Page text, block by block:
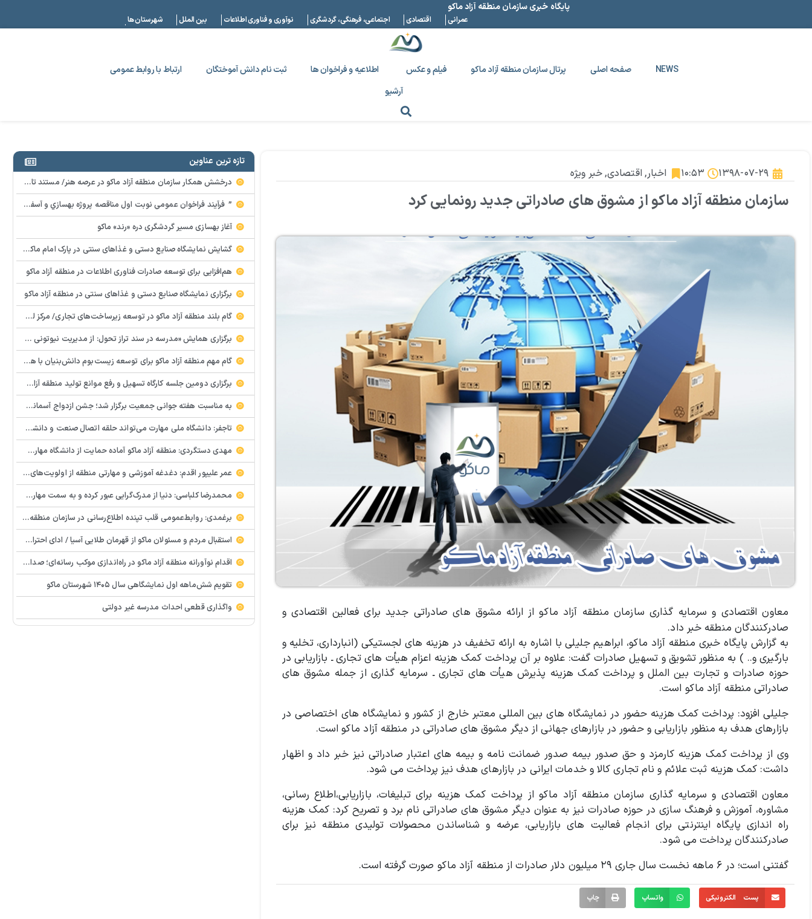
پایگاه خبری سازمان منطقه آزاد ماکو
عمرانی اقتصادی اجتماعی، فرهنگی، گردشگری نوآوری و فناوری اطلاعات بین الملل شهرستان ها
NEWS صفحه اصلی پرتال سازمان منطقه آزاد ماکو فیلم و عکس اطلاعیه و فراخوان ها ثبت نام دانش آموختگان
ارتباط با روابط عمومی
آرشیو
۱۳۹۸-۰۷-۲۹ ۱۰:۵۳ اخبار, اقتصادی,خبر ویژه
سازمان منطقه آزاد ماکو از مشوق های صادراتی جدید رونمایی کرد
معاون اقتصادی و سرمایه گذاری سازمان منطقه آزاد ماکو از ارائه مشوق های صادراتی جدید برای فعالین اقتصادی و
صادرکنندگان منطقه خبر داد.
به گزارش پایگاه خبری منطقه آزاد ماکو، ابراهیم جلیلی با اشاره به ارائه تخفیف در هزینه های لجستیکی (انبارداری، تخلیه و
بارگیری و.. ) به منظور تشویق و تسهیل صادرات گفت: علاوه بر آن پرداخت کمک هزینه اعزام هیأت های تجاری ـ بازاریابی در
حوزه صادرات و تجارت بین الملل و پرداخت کمک هزینه پذیرش هیأت های تجاری ـ سرمایه گذاری از جمله مشوق های
صادراتی منطقه آزاد ماکو است.
جلیلی افزود: پرداخت کمک هزینه حضور در نمایشگاه های بین المللی معتبر خارج از کشور و نمایشگاه های اختصاصی در
بازارهای هدف به منظور بازاریابی و حضور در بازارهای جهانی از دیگر مشوق های صادراتی در منطقه آزاد ماکو است.
وی از پرداخت کمک هزینه کارمزد و حق صدور بیمه صدور ضمانت نامه و بیمه های اعتبار صادراتی نیز خبر داد و اظهار
داشت:‌ کمک هزینه ثبت علائم و نام تجاری کالا و خدمات ایرانی در بازارهای هدف نیز پرداخت می شود.
معاون اقتصادی و سرمایه گذاری سازمان منطقه آزاد ماکو از پرداخت کمک هزینه برای تبلیغات، بازاریابی،‌اطلاع رسانی،
مشاوره،‌ آموزش و فرهنگ سازی در حوزه صادرات نیز به عنوان دیگر مشوق های صادراتی نام برد و تصریح کرد: کمک هزینه
راه اندازی پایگاه اینترنتی برای انجام فعالیت های بازاریابی، عرضه و شناساندن محصولات تولیدی منطقه نیز برای
صادرکنندگان پرداخت می شود.
گفتنی است؛ در ۶ ماهه نخست سال جاری ۲۹ میلیون دلار صادرات از منطقه آزاد ماکو صورت گرفته است.
پست الکترونیکی واتساپ چاپ
تازه ترین عناوین
درخشش همکار سازمان منطقه آزاد ماکو در عرصه هنر/ مستند تاریخی «زری خانم» به کارگردانی احد عبادی رونمایی شد
” فرآيند فراخوان عمومي نوبت اول مناقصه پروژه بهسازي و آسفالت راه و پاركينگ مجموعه آب درماني شهرستان شوط منطقه آزاد ماكو “
آغاز بهسازی مسیر گردشگری دره «رند» ماکو
گشایش نمایشگاه صنایع دستی و غذاهای سنتی در پارک امام ماکو با محوریت توانمندسازی زنان
هم‌افزایی برای توسعه صادرات فناوری اطلاعات در منطقه آزاد ماکو
برگزاری نمایشگاه صنایع دستی و غذاهای سنتی در منطقه آزاد ماکو
گام بلند منطقه آزاد ماکو در توسعه زیرساخت‌های تجاری/ مرکز لجستیک مرزی بازرگان تصویب شد
️برگزاری همایش «مدرسه در سند تراز تحول: از مدیریت نیوتونی به رهبری کوانتومی» با مشارکت سازمان منطقه آزاد ماکو
گام مهم منطقه آزاد ماکو برای توسعه زیست‌بوم دانش‌بنیان با همکاری مرکز نوآوری و شتابدهنده‌های استارتاپ
برگزاری دومین جلسه کارگاه تسهیل و رفع موانع تولید منطقه آزاد ماکو
به مناسبت هفته جوانی جمعیت برگزار شد؛ جشن ازدواج آسمانی و ازدواج آسان در شهرستان پلدشت
تاجفر: دانشگاه ملی مهارت می‌تواند حلقه اتصال صنعت و دانشگاه باشد
مهدی دستگردی: منطقه آزاد ماکو آماده حمایت از دانشگاه مهارت‌محور است
عمر علیپور اقدم: دغدغه آموزشی و مهارتی منطقه از اولویت‌های اصلی ماست
محمدرضا کلباسی: دنیا از مدرک‌گرایی عبور کرده و به سمت مهارت حرکت می‌کند
برغمدی: روابط‌عمومی قلب تپنده اطلاع‌رسانی در سازمان منطقه آزاد ماکو است
استقبال مردم و مسئولان ماکو از قهرمان طلایی آسیا / ادای احترام ابوالفضل پیشه‌ور به شهدای گمنام
اقدام نوآورانه منطقه آزاد ماکو در راه‌اندازی موکب رسانه‌ای؛ صدای مردم از دل تجمعات طنین‌انداز شد
تقویم شش‌ماهه اول نمایشگاهی سال ۱۴۰۵ شهرستان ماکو
واگذاری قطعی احداث مدرسه غیر دولتی